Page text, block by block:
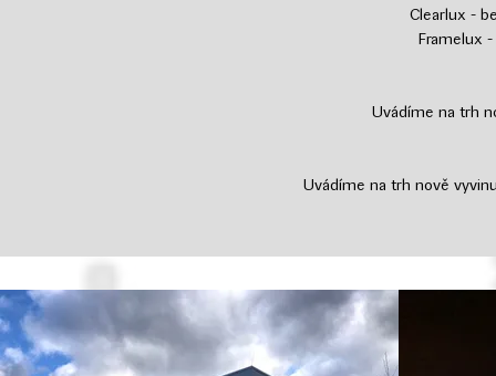
Clearlux -
Framelux
Uvádíme na trh
Uvádíme na trh nově